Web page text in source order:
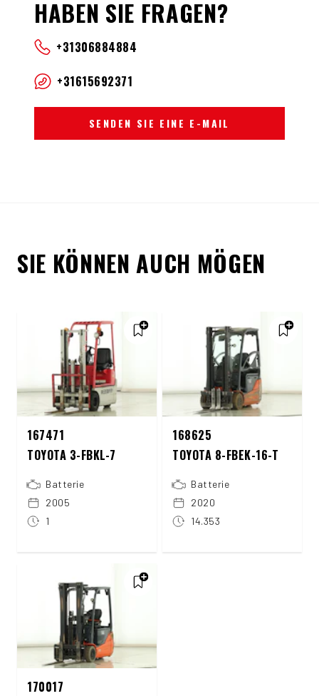
HABEN SIE FRAGEN?
+31306884884
+31615692371
SENDEN SIE EINE E-MAIL
SIE KÖNNEN AUCH MÖGEN
167471
TOYOTA 3-FBKL-7
Batterie
2005
1
168625
TOYOTA 8-FBEK-16-T
Batterie
2020
14.353
170017